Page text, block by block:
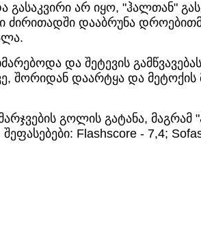
გასაკვირი არ იყო, "ჰალთან"
ძირითადში დააბრუნა
და შეტევის
შორიდან დაარტყა და მეტოქის
გოლის გატანა,
Flashscore - 7,4;